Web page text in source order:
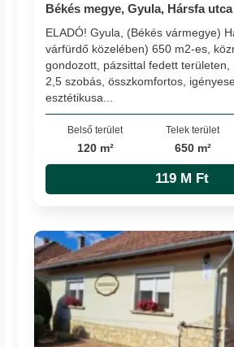
Békés megye, Gyula, Hársfa utca
ELADÓ! Gyula, (Békés vármegye)
várfürdő közelében) 650 m2-es,
gondozott, pázsittal fedett területen,
2,5 szobás, összkomfortos,
esztétikusa...
Belső terület
120 m²
Telek terület
650 m²
119 M Ft